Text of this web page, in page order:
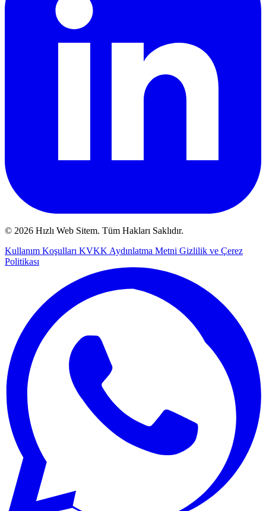
© 2026 Hızlı Web Sitem. Tüm Hakları Saklıdır.
Kullanım Koşulları KVKK Aydınlatma Metni Gizlilik ve Çerez
Politikası